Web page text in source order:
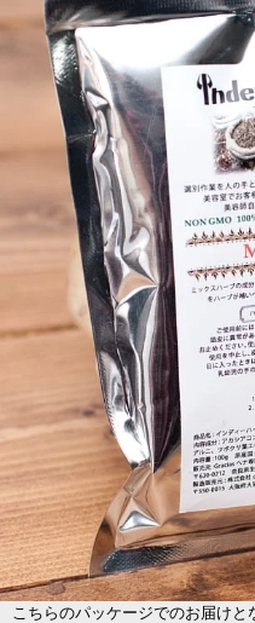
こちらのパッケージでのお届け